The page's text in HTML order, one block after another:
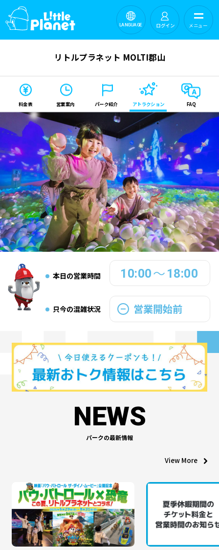
ログイン
LANGUAGE メニュー
リトルプラネット MOLTI郡山
料金表 営業案内 パーク紹介 アトラクション FAQ
本日の営業時間 10:00 ～ 18:00
只今の混雑状況 営業開始前
NEWS
パークの最新情報
View More